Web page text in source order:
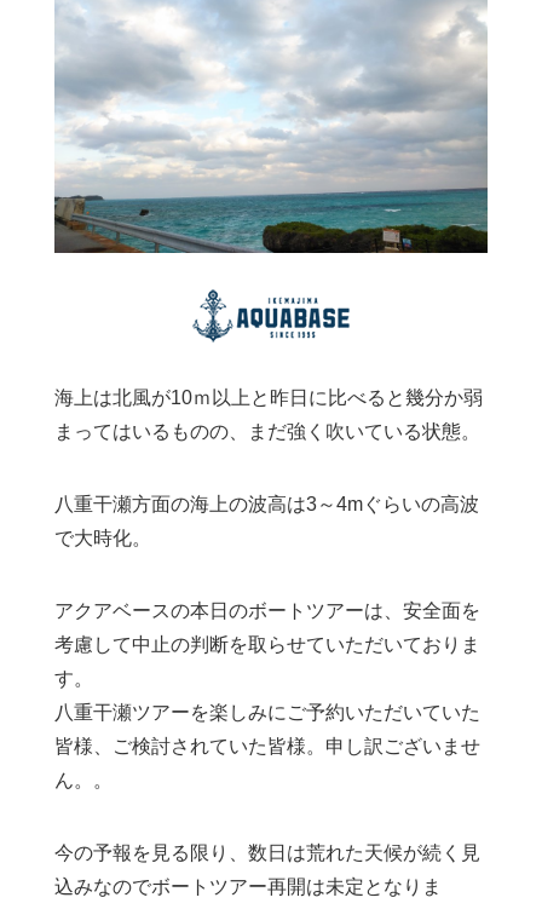
海上は北風が10ｍ以上と昨日に比べると幾分か弱
まってはいるものの、まだ強く吹いている状態。
八重干瀬方面の海上の波高は3～4mぐらいの高波
で大時化。
アクアベースの本日のボートツアーは、安全面を
考慮して中止の判断を取らせていただいておりま
す。
八重干瀬ツアーを楽しみにご予約いただいていた
皆様、ご検討されていた皆様。申し訳ございませ
ん。。
今の予報を見る限り、数日は荒れた天候が続く見
込みなのでボートツアー再開は未定となりま